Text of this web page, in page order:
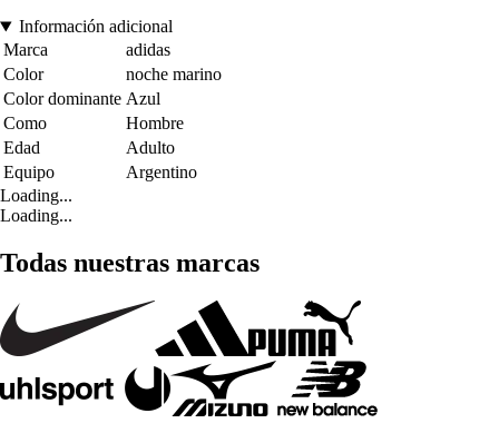
Información adicional
Marca
adidas
Color
noche marino
Color dominante Azul
Como
Hombre
Edad
Adulto
Equipo
Argentino
Loading...
Loading...
Todas nuestras marcas